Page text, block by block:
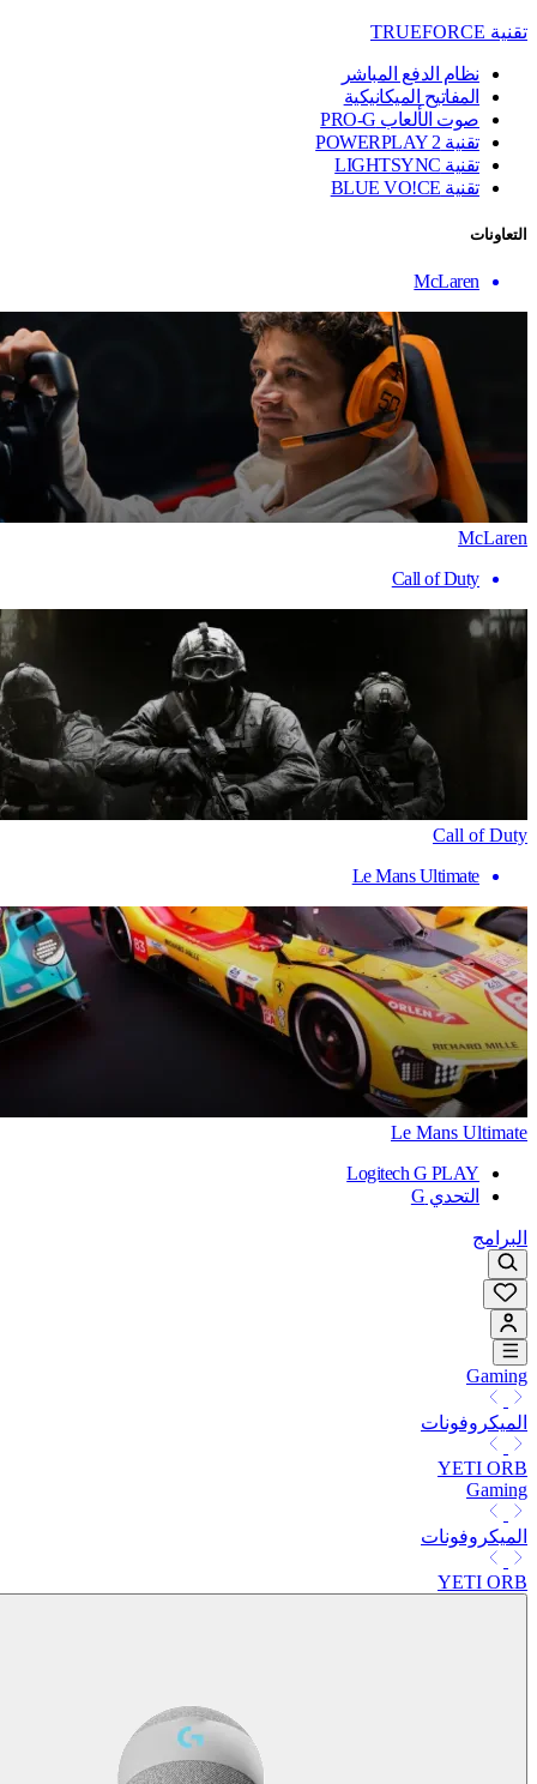
تقنية TRUEFORCE
نظام الدفع المباشر
المفاتيح الميكانيكية
صوت الألعاب PRO-G
تقنية ‏POWERPLAY 2
تقنية LIGHTSYNC
تقنية BLUE VO!CE
التعاونات
McLaren
McLaren
Call of Duty
Call of Duty
Le Mans Ultimate
Le Mans Ultimate
Logitech G PLAY
التحدي G
البرامج
Gaming
الميكروفونات
YETI ORB
Gaming
الميكروفونات
YETI ORB